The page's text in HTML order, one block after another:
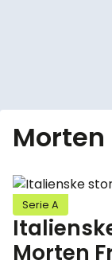
Serie A
Morten